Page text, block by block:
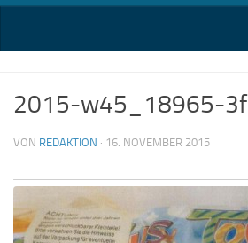
2015-w45_18965-3f
VON REDAKTION · 16. NOVEMBER 2015